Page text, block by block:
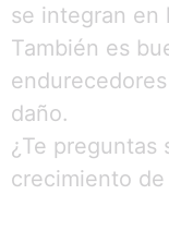
se integran en
También es
daño.
¿Te preguntas
crecimiento de